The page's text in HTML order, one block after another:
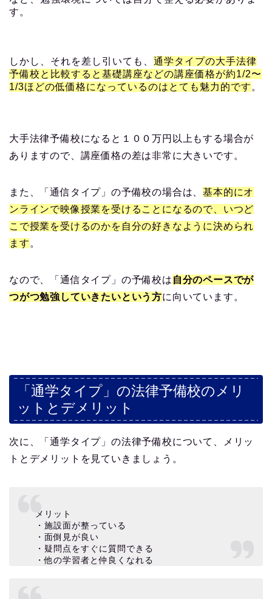
す。
しかし、それを差し引いても、 通学タイプの大手法律
予備校と比較すると基礎講座などの講座価格が約1/2〜
1/3ほどの低価格になっているのはとても魅力的です 。
大手法律予備校になると１００万円以上もする場合が
ありますので、講座価格の差は非常に大きいです。
また、「通信タイプ」の予備校の場合は、基本的にオ
ンラインで映像授業を受けることになるので、いつど
こで授業を受けるのかを自分の好きなように決められ
ます 。
なので、「通信タイプ」の予備校は 自分のペースでが
つがつ勉強していきたいという方に向いています。
「通学タイプ」の法律予備校のメリ
ットとデメリット
次に、「通学タイプ」の法律予備校について、メリッ
トとデメリットを見ていきましょう。
メリット
・施設面が整っている
・面倒見が良い
・疑問点をすぐに質問できる
・他の学習者と仲良くなれる